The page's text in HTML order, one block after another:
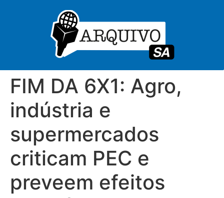
FIM DA 6X1: Agro,
indústria e
supermercados
criticam PEC e
preveem efeitos